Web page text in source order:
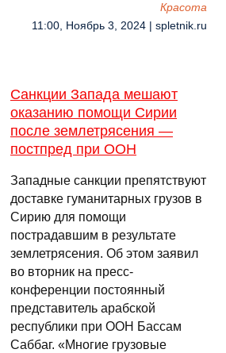
Красота
11:00, Ноябрь 3, 2024 | spletnik.ru
Санкции Запада мешают
оказанию помощи Сирии
после землетрясения —
постпред при ООН
Западные санкции препятствуют
доставке гуманитарных грузов в
Сирию для помощи
пострадавшим в результате
землетрясения. Об этом заявил
во вторник на пресс-
конференции постоянный
представитель арабской
республики при ООН Бассам
Саббаг. «Многие грузовые